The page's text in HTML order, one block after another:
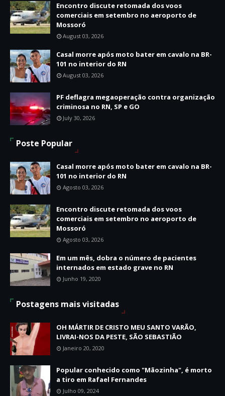
Encontro discute retomada dos voos
comerciais em setembro no aeroporto de
Mossoró
August 03, 2026
Casal morre após moto bater em cavalo na BR-
101 no interior do RN
August 03, 2026
PF deflagra megaoperação contra organização
criminosa no RN, SP e GO
July 30, 2026
Poste Popular
Casal morre após moto bater em cavalo na BR-
101 no interior do RN
Agosto 03, 2026
Encontro discute retomada dos voos
comerciais em setembro no aeroporto de
Mossoró
Agosto 03, 2026
Em um mês, dobra o número de pacientes
internados em estado grave no RN
Junho 19, 2020
Postagens mais visitadas
OH MÁRTIR DE CRISTO MEU SANTO VARÃO,
LIVRAI-NOS DA PESTE, SÃO SEBASTIÃO
Janeiro 20, 2020
Popular conhecido como "Mãozinha", é morto
a tiro em Rafael Fernandes
Julho 09, 2024